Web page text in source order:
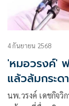
4 กันยายน 2568
'หมอวรงค์'
แล้วล้มกระด
จบที่ไหน
นพ.วรงค์ เดชกิจวิ